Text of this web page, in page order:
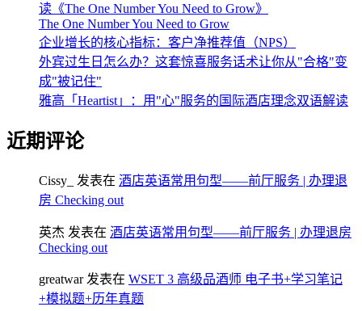
读《The One Number You Need to Grow》
The One Number You Need to Grow
企业增长的核心指标：客户净推荐值（NPS）
外宾过生日怎么办？这套惊喜服务话术让你从"合格"变
成"被记住"
雅高「Heartist」：用"心"服务的国际酒店理念双语解读
近期评论
Cissy_ 发表在 酒店英语常用句型——前厅服务 | 办理退
房 Checking out
英杰 发表在 酒店英语常用句型——前厅服务 | 办理退房
Checking out
greatwar发表在 WSET 3 高级品酒师 电子书+学习笔记
+模拟题+历年真题